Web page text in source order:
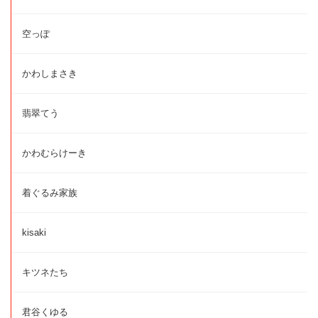
空っぽ
かわしまさき
翡翠てう
かわむらけーき
着ぐるみ家族
kisaki
キツネたち
君谷くゆる